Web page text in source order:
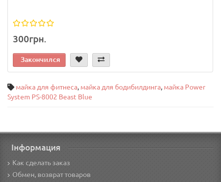
300грн.
Закончился
майка для фитнеса, майка для бодибилдинга, майка Power
System PS-8002 Beast Blue
Інформация
Как сделать заказ
Обмен, возврат товаров